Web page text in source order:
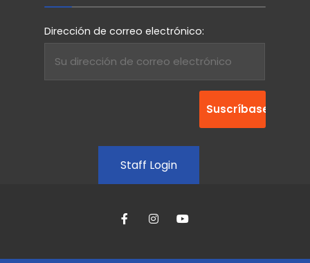
Dirección de correo electrónico:
Staff Login